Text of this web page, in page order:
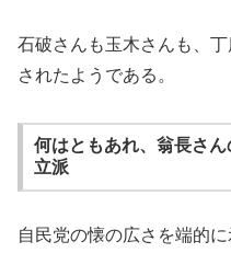
石破さんも玉木さんも、
されたようである。
何はともあれ、翁長さ
立派
自民党の懐の広さを端的